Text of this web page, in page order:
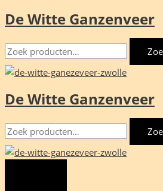
Ga
de
inhoud
De Witte Ganzenveer
Zoeken
naar:
De Witte Ganzenveer
Zoeken
naar: